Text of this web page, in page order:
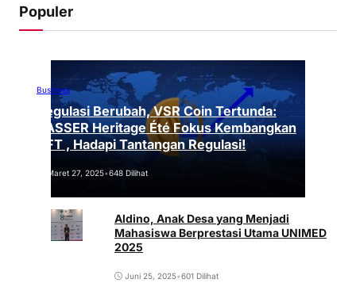
Populer
Business
Regulasi Berubah, VSR Coin Tertunda:
VASSER Heritage Été Fokus Kembangkan
NFT , Hadapi Tantangan Regulasi!
Maret 27, 2025•648 Dilihat
Aldino, Anak Desa yang Menjadi
Mahasiswa Berprestasi Utama UNIMED
2025
Juni 25, 2025•601 Dilihat